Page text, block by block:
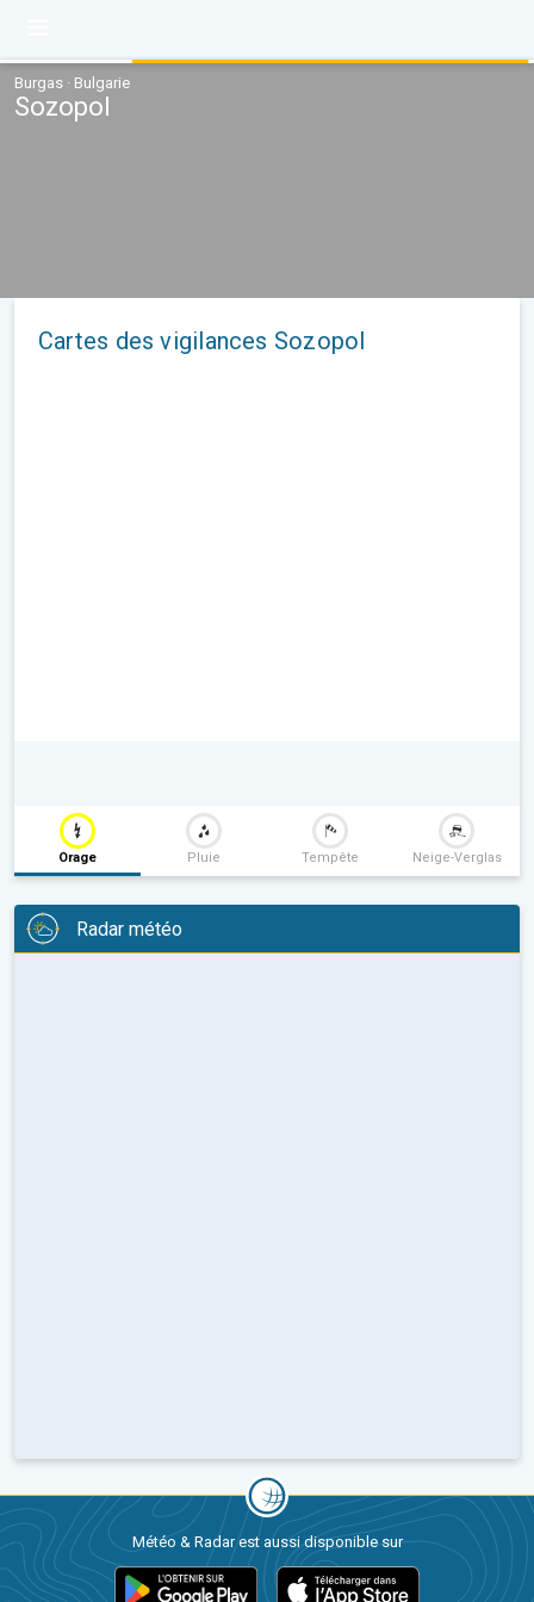
Burgas · Bulgarie
Sozopol
Cartes des vigilances Sozopol
Orage Pluie Tempête Neige-Verglas
Radar météo
Météo & Radar est aussi disponible sur